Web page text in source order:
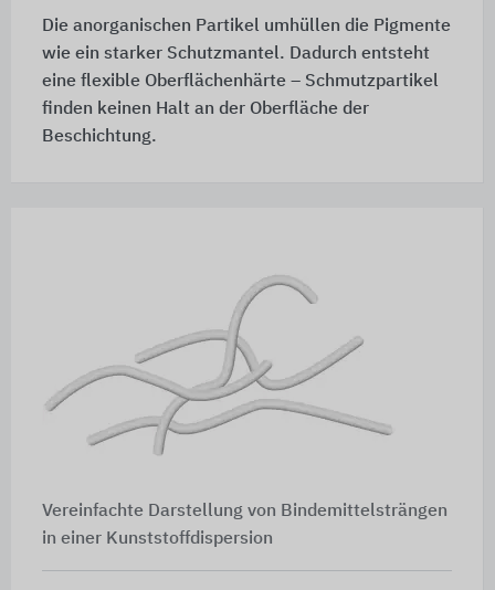
Die anorganischen Partikel umhüllen die Pigmente
wie ein starker Schutzmantel. Dadurch entsteht
eine flexible Oberflächenhärte – Schmutzpartikel
finden keinen Halt an der Oberfläche der
Beschichtung.
Vereinfachte Darstellung von Bindemittelsträngen
in einer Kunststoffdispersion